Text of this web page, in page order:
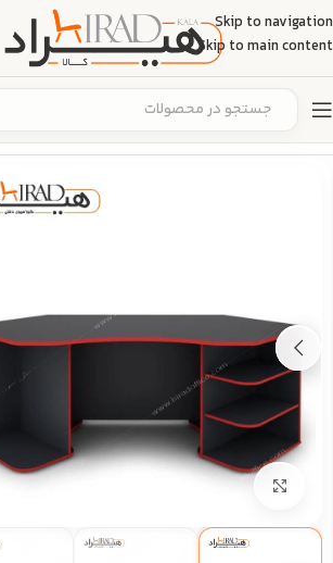
Skip to navigation
Skip to main content
بزرگ نمایی